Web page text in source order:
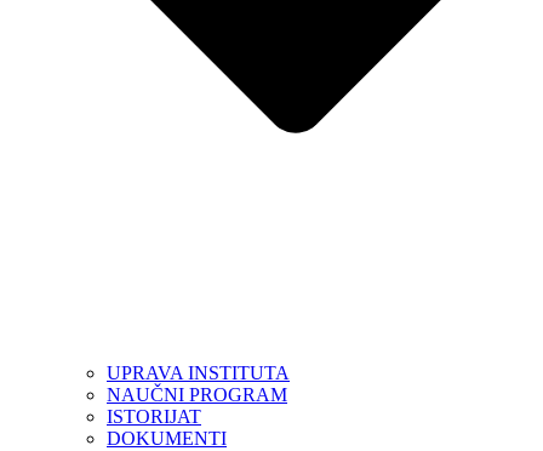
UPRAVA INSTITUTA
NAUČNI PROGRAM
ISTORIJAT
DOKUMENTI